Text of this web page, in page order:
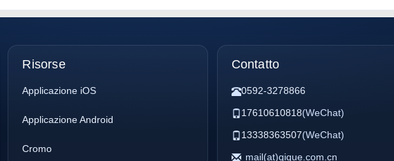
Risorse
Applicazione iOS
Applicazione Android
Cromo
Contatto
0592-3278866
17610610818(WeChat)
13338363507(WeChat)
mail(at)qique.com.cn